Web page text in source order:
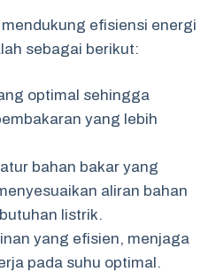
efisiensi energi
sebagai berikut:
optimal sehingga
yang lebih
bahan bakar yang
aliran bahan
listrik.
yang efisien, menjaga
pada suhu optimal.